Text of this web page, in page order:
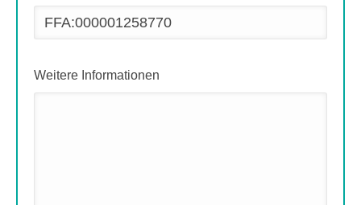
Weitere Informationen